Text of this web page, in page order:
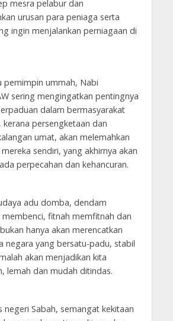
mesra pelabur dan
urusan para peniaga serta
ingin menjalankan perniagaan di
pemimpin ummah, Nabi
sering mengingatkan pentingnya
dalam bermasyarakat
persengketaan dan
umat, akan melemahkan
sendiri, yang akhirnya akan
perpecahan dan kehancuran.
adu domba, dendam
fitnah memfitnah dan
hanya akan merencatkan
negara yang bersatu-padu, stabil
akan menjadikan kita
lemah dan mudah ditindas.
negeri Sabah, semangat kekitaan